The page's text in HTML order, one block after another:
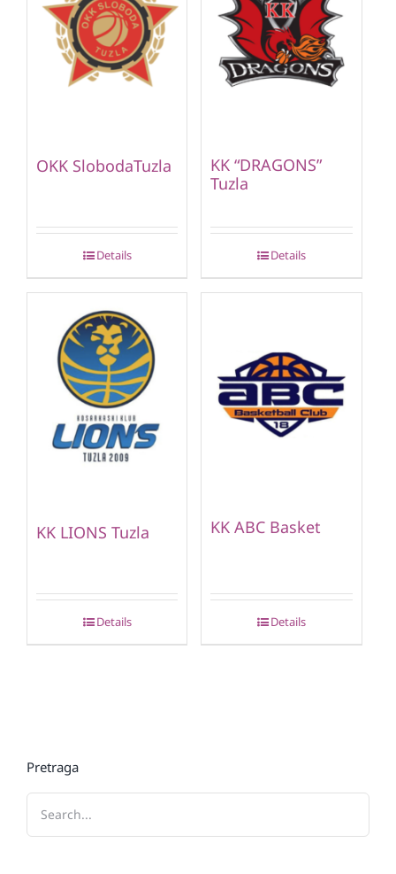
OKK SlobodaTuzla
Details
KK “DRAGONS”
Tuzla
Details
KK LIONS Tuzla
Details
KK ABC Basket
Details
Pretraga